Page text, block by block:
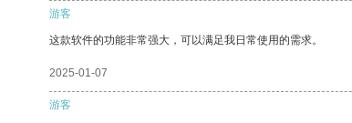
游客
这款软件的功能非常强大，可以满足我日常使用的需求。
2025-01-07
游客